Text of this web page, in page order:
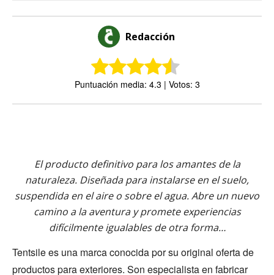
Redacción
Puntuación media: 4.3 | Votos: 3
El producto definitivo para los amantes de la
naturaleza. Diseñada para instalarse en el suelo,
suspendida en el aire o sobre el agua. Abre un nuevo
camino a la aventura y promete experiencias
difícilmente igualables de otra forma…
Tentsile es una marca conocida por su original oferta de
productos para exteriores. Son especialista en fabricar